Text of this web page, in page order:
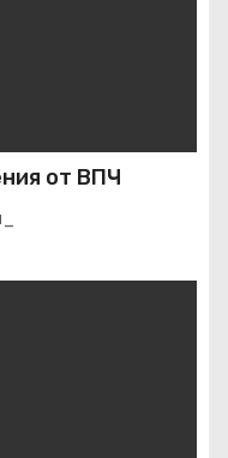
от ВПЧ